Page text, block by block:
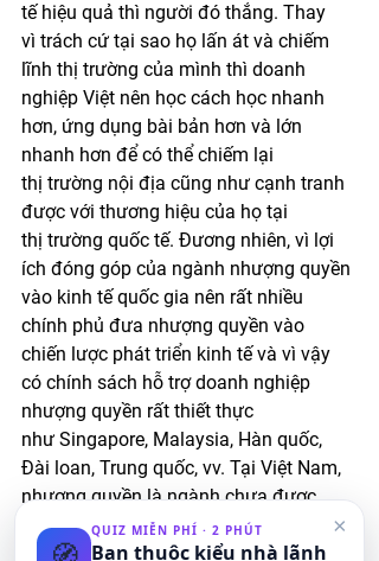
tế hiệu quả thì người đó thắng. Thay
vì trách cứ tại sao họ lấn át và chiếm
lĩnh thị trường của mình thì doanh
nghiệp Việt nên học cách học nhanh
hơn, ứng dụng bài bản hơn và lớn
nhanh hơn để có thể chiếm lại
thị trường nội địa cũng như cạnh tranh
được với thương hiệu của họ tại
thị trường quốc tế. Đương nhiên, vì lợi
ích đóng góp của ngành nhượng quyền
vào kinh tế quốc gia nên rất nhiều
chính phủ đưa nhượng quyền vào
chiến lược phát triển kinh tế và vì vậy
có chính sách hỗ trợ doanh nghiệp
nhượng quyền rất thiết thực
như Singapore, Malaysia, Hàn quốc,
Đài loan, Trung quốc, vv. Tại Việt Nam,
nhượng quyền là ngành chưa được
chính phủ quan tâm và hầu như không
có bất kỳ hỗ trợ nào cho doanh nghiệp.
×
QUIZ MIỄN PHÍ · 2 PHÚT
Bạn thuộc kiểu nhà lãnh